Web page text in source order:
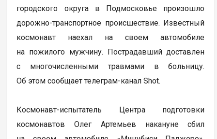
городского округа в Подмосковье произошло
дорожно-транспортное происшествие. Известный
космонавт наехал на своем автомобиле
на пожилого мужчину. Пострадавший доставлен
с многочисленными травмами в больницу.
Об этом сообщает телеграм-канал Shot.
Космонавт-испытатель Центра подготовки
космонавтов Олег Артемьев накануне сбил